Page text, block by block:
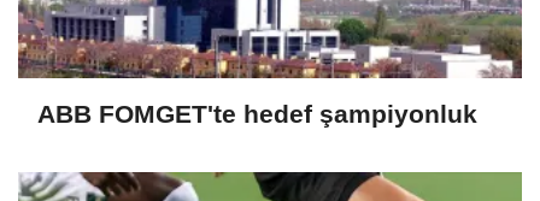
ABB FOMGET'te hedef şampiyonluk